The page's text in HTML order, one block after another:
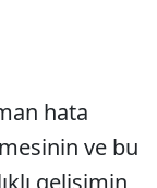
hata
ve bu
gelişimin